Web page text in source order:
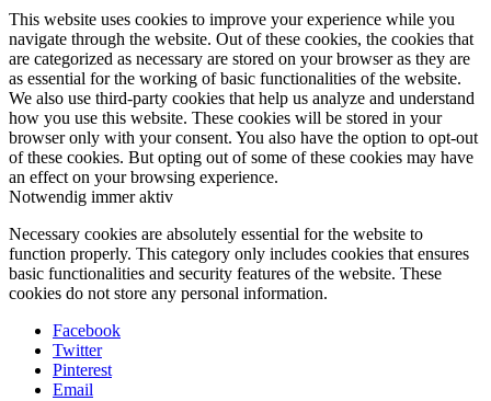
This website uses cookies to improve your experience while you
navigate through the website. Out of these cookies, the cookies that
are categorized as necessary are stored on your browser as they are
as essential for the working of basic functionalities of the website.
We also use third-party cookies that help us analyze and understand
how you use this website. These cookies will be stored in your
browser only with your consent. You also have the option to opt-out
of these cookies. But opting out of some of these cookies may have
an effect on your browsing experience.
Notwendig immer aktiv
Necessary cookies are absolutely essential for the website to
function properly. This category only includes cookies that ensures
basic functionalities and security features of the website. These
cookies do not store any personal information.
Facebook
Twitter
Pinterest
Email